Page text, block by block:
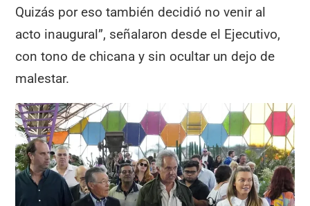
Quizás por eso también decidió no venir al
acto inaugural”, señalaron desde el Ejecutivo,
con tono de chicana y sin ocultar un dejo de
malestar.